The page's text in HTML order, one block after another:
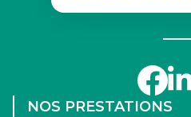
NOS PRESTATIONS